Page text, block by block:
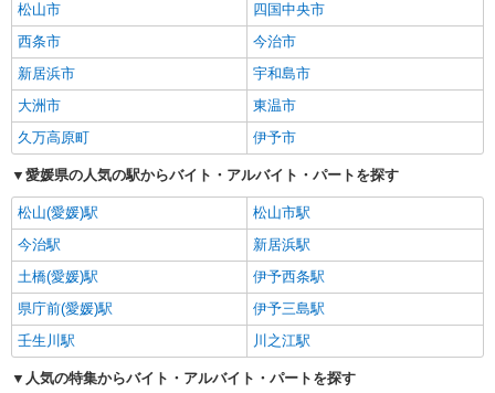
松山市
四国中央市
西条市
今治市
新居浜市
宇和島市
大洲市
東温市
久万高原町
伊予市
愛媛県の人気の駅からバイト・アルバイト・パートを探す
松山(愛媛)駅
松山市駅
今治駅
新居浜駅
土橋(愛媛)駅
伊予西条駅
県庁前(愛媛)駅
伊予三島駅
壬生川駅
川之江駅
人気の特集からバイト・アルバイト・パートを探す